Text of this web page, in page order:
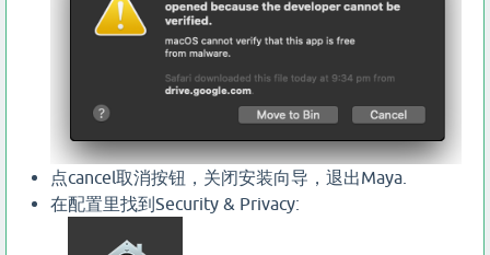
点cancel取消按钮，关闭安装向导，退出Maya.
在配置里找到Security & Privacy: